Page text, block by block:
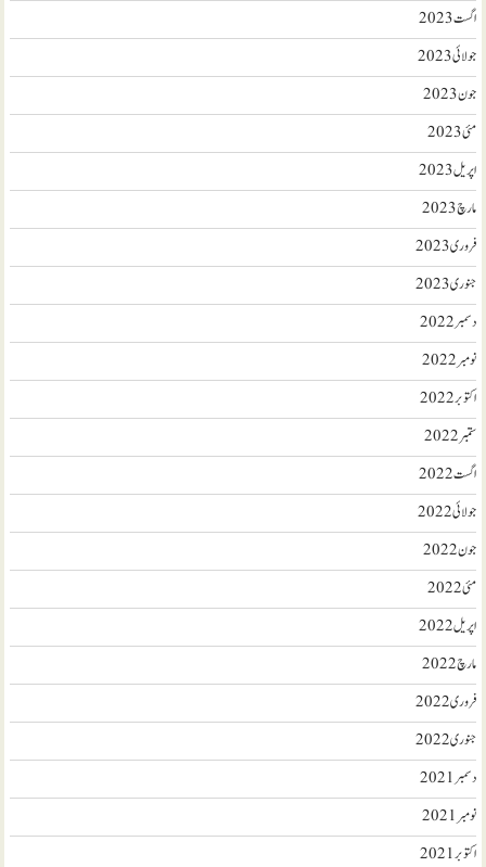
اگست 2023
جولائی 2023
جون 2023
مئی 2023
اپریل 2023
مارچ 2023
فروری 2023
جنوری 2023
دسمبر 2022
نومبر 2022
اکتوبر 2022
ستمبر 2022
اگست 2022
جولائی 2022
جون 2022
مئی 2022
اپریل 2022
مارچ 2022
فروری 2022
جنوری 2022
دسمبر 2021
نومبر 2021
اکتوبر 2021